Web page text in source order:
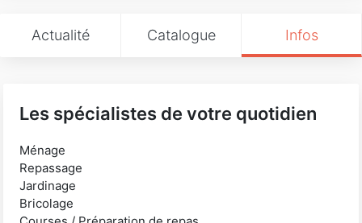
Actualité Catalogue Infos
Les spécialistes de votre quotidien
Ménage
Repassage
Jardinage
Bricolage